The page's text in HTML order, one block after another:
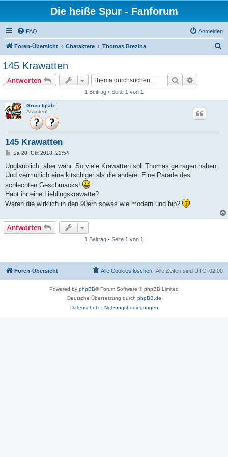
Die heiße Spur - Fanforum
FAQ Anmelden
Foren-Übersicht Charaktere Thomas Brezina
145 Krawatten
Antworten Suche
1 Beitrag • Seite 1 von 1
Gruselglatz
Assistent
145 Krawatten
B
i
r
a
g
Sa 20. Okt 2018, 22:54
Unglaublich, aber wahr. So viele Krawatten soll Thomas getragen haben.
Und vermutlich eine kitschiger als die andere. Eine Parade des
schlechten Geschmacks!
Habt ihr eine Lieblingskrawatte?
Waren die wirklich in den 90ern sowas wie modern und hip?
Antworten
1 Beitrag • Seite 1 von 1
Foren-Übersicht Alle Zeiten sind UTC+02:00
Alle Cookies löschen
Powered by phpBB® Forum Software © phpBB Limited
Deutsche Übersetzung durch phpBB.de
Datenschutz| Nutzungsbedingungen